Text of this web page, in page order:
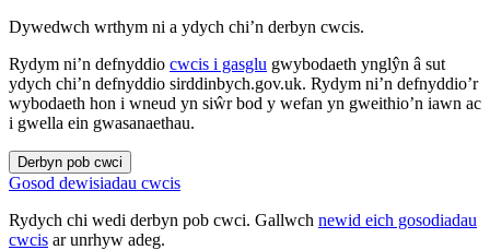
Dywedwch wrthym ni a ydych chi’n derbyn cwcis.
Rydym ni’n defnyddio cwcis i gasglu gwybodaeth ynglŷn â sut
ydych chi’n defnyddio sirddinbych.gov.uk. Rydym ni’n defnyddio’r
wybodaeth hon i wneud yn siŵr bod y wefan yn gweithio’n iawn ac
i gwella ein gwasanaethau.
Derbyn pob cwci
Gosod dewisiadau cwcis
Rydych chi wedi derbyn pob cwci. Gallwch newid eich gosodiadau
cwcis ar unrhyw adeg.